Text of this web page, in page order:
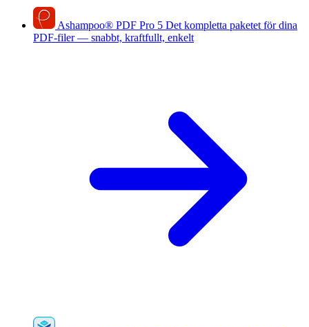
Ashampoo® PDF Pro 5 Det kompletta paketet för dina
PDF-filer — snabbt, kraftfullt, enkelt